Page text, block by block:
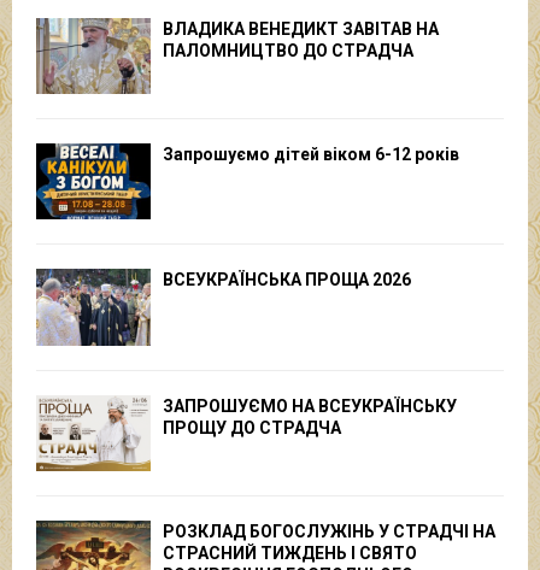
ВЛАДИКА ВЕНЕДИКТ ЗАВІТАВ НА
ПАЛОМНИЦТВО ДО СТРАДЧА
Запрошуємо дітей віком 6-12 років
ВСЕУКРАЇНСЬКА ПРОЩА 2026
ЗАПРОШУЄМО НА ВСЕУКРАЇНСЬКУ
ПРОЩУ ДО СТРАДЧА
РОЗКЛАД БОГОСЛУЖІНЬ У СТРАДЧІ НА
СТРАСНИЙ ТИЖДЕНЬ І СВЯТО